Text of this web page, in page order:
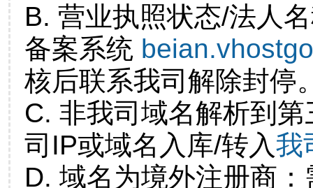
B. 营业执照状态/法人
备案系统
核后联系我司解除封停
C. 非我司域名解析到
司IP或域名入库/转入我
D. 域名为境外注册商